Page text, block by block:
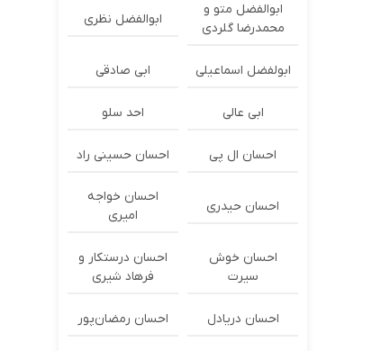
ابوالفضل متو و
محمدرضا گلردی
ابوالفضل نظری
ابولفضل اسماعیلی ابی صادقی
ابی عالی احد سلو
احسان ال پی احسان حسینی راد
احسان حیدری
احسان خواجه
امیری
احسان خوش
سیرت
احسان درستكار و
فرهاد شيرى
احسان دریادل احسان رمضان‌پور